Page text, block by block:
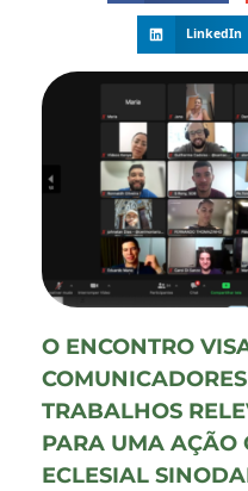
LinkedIn
O ENCONTRO
TRABALHOS
PARA UMA AÇÃO
ECLESIAL